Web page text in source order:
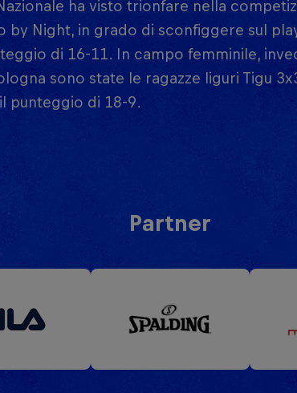
ha visto trionfare nella
by Night, in grado di sconfiggere sul
di 16-11. In campo femminile,
sono state le ragazze liguri Tigu
punteggio di 18-9.
Partner